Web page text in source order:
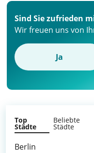
Sind Sie zufrieden
Wir freuen uns von
Ja
Top
Städte
Beliebte
Städte
Berlin